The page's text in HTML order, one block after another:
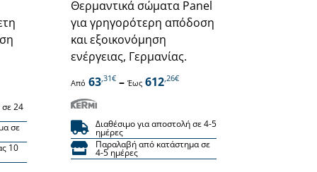
σε 24
σε
10
Θερμαντικά σώματα Panel
για γρηγορότερη απόδοση
και εξοικονόμηση
ενέργειας, Γερμανίας.
Από 63,31€– Έως 612,26€
Διαθέσιμο για αποστολή σε 4-5
ημέρες
Παραλαβή από κατάστημα σε
4-5 ημέρες